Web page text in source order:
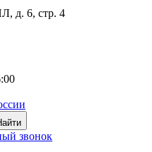
д. 6, стр. 4
звонок